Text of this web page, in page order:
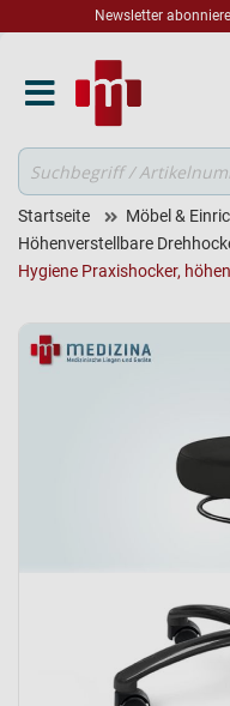
Newsletter
Suche
Startseite Möbel &
Höhenverstellbare
Hygiene Praxishocker,